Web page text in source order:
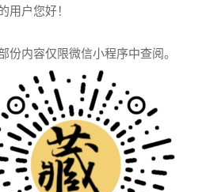
用户您好！
份内容仅限微信小程序中查阅。
04-07 16:06:45